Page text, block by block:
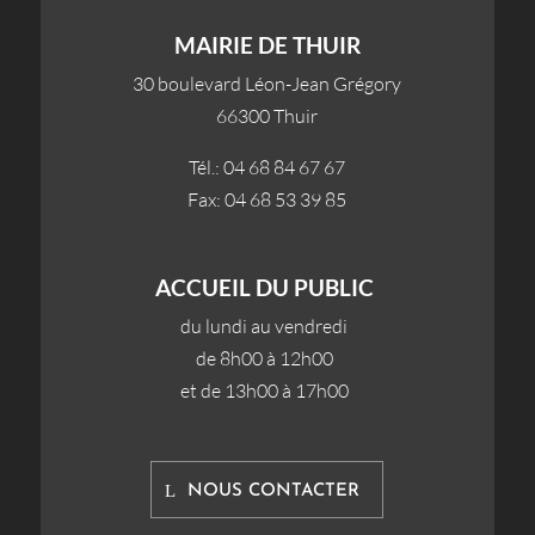
MAIRIE DE THUIR
30 boulevard Léon-Jean Grégory
66300 Thuir
Tél.: 04 68 84 67 67
Fax: 04 68 53 39 85
ACCUEIL DU PUBLIC
du lundi au vendredi
de 8h00 à 12h00
et de 13h00 à 17h00
NOUS CONTACTER